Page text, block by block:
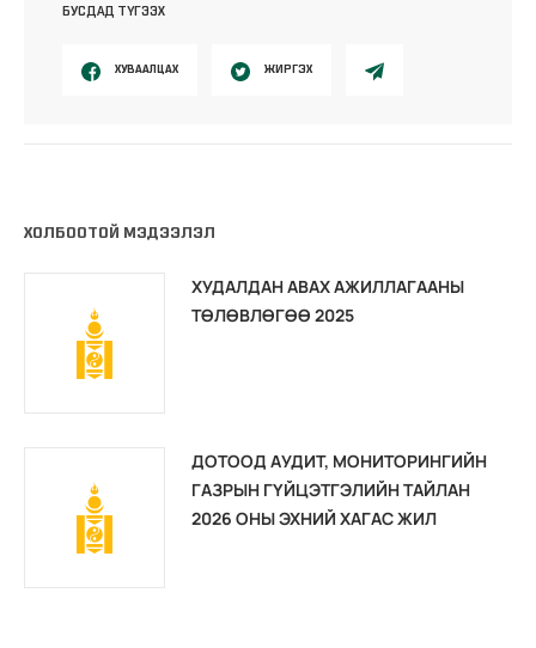
БУСДАД ТҮГЭЭХ
ХУВААЛЦАХ ЖИРГЭХ
ХОЛБООТОЙ МЭДЭЭЛЭЛ
ХУДАЛДАН АВАХ АЖИЛЛАГААНЫ
ТӨЛӨВЛӨГӨӨ 2025
ДОТООД АУДИТ, МОНИТОРИНГИЙН
ГАЗРЫН ГҮЙЦЭТГЭЛИЙН ТАЙЛАН
2026 ОНЫ ЭХНИЙ ХАГАС ЖИЛ